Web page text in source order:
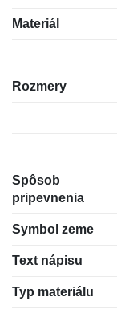
Materiál
Rozmery
Spôsob
pripevnenia
Symbol zeme
Text nápisu
Typ materiálu